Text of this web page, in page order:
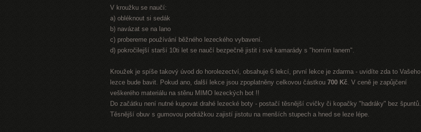
V kroužku se naučí:
a) obléknout si sedák
b) navázat se na lano
c) probereme používání běžného lezeckého vybavení.
d) pokročilejší starší 10ti let se naučí bezpečně jistit i své kamarády s "horním lanem".
Kroužek je spíše takový úvod do horolezectví, obsahuje 6 lekcí, první lekce je zdarma - uvidíte zda to Vašeho
lezce bude bavit. Pokud ano, další lekce jsou zpoplatněny celkovou částkou 700 Kč. V ceně je zapůjčení
veškerého materiálu na stěnu MIMO lezeckých bot !!
Do začátku není nutné kupovat drahé lezecké boty - postačí těsnější cvičky či kopačky "hadráky" bez špuntů.
Těsnější obuv s gumovou podrážkou zajistí jistotu na menších stupech a hned se leze lépe.